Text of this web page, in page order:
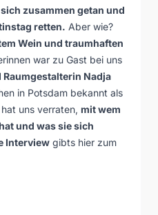
zusammen getan und
retten. Aber wie?
Wein und traumhaften
war zu Gast bei uns
Nadja
in Potsdam bekannt als
hat uns verraten, mit wem
und was sie sich
Interview gibts hier zum